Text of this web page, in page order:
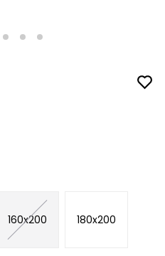
160x200 180x200